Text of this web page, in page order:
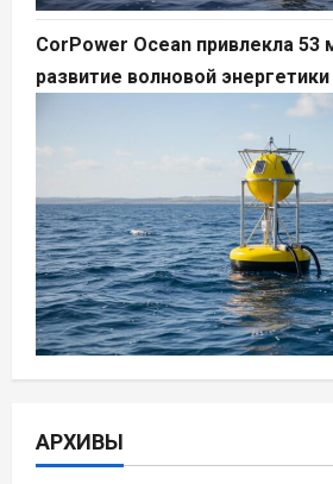
CorPower Ocean привлекла 53
развитие волновой энергетики
АРХИВЫ